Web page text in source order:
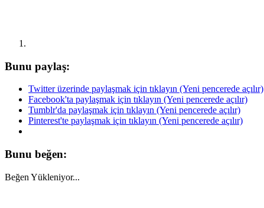
Bunu paylaş:
Twitter üzerinde paylaşmak için tıklayın (Yeni pencerede açılır)
Facebook'ta paylaşmak için tıklayın (Yeni pencerede açılır)
Tumblr'da paylaşmak için tıklayın (Yeni pencerede açılır)
Pinterest'te paylaşmak için tıklayın (Yeni pencerede açılır)
Bunu beğen:
Beğen Yükleniyor...